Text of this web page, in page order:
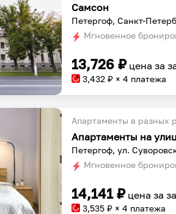
Самсон
Петергоф, Санкт-
Мгновенное
13,726 ₽ цена за
3,432 ₽ × 4 платежа
Апартаменты в разных
Апартаменты на
Петергоф, ул.
Мгновенное
14,141₽ цена за
3,535 ₽ × 4 платежа